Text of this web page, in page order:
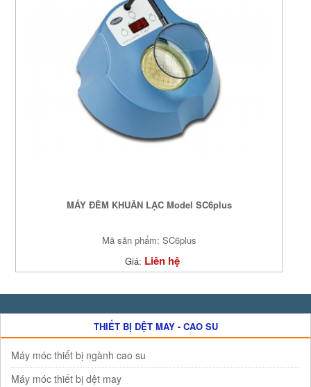
MÁY ĐỀM KHUẨN LẠC Model SC6plus
Mã sản phẩm: SC6plus
Giá: Liên hệ
THIẾT BỊ DỆT MAY - CAO SU
Máy móc thiết bị ngành cao su
Máy móc thiết bị dệt may